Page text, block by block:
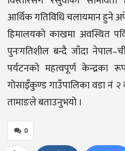
आर्थिक गतिविधि चलायमान हुने
हिमालयको काखमा अवस्थित
पुनःगतिशील बन्दै जाँदा
पर्यटनको महत्वपूर्ण केन्द्रका
गोसाइँकुण्ड गाउँपालिका वडा नं २
तामाङले बताउनुभयो ।
0